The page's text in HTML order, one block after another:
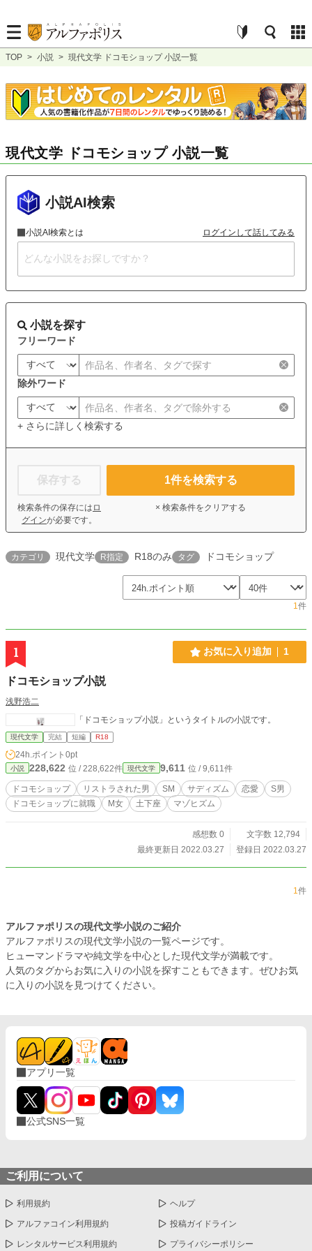
TOP > 小説 > 現代文学 ドコモショップ 小説一覧
現代文学 ドコモショップ 小説一覧
小説AI検索
小説AI検索とは ログインして話してみる
小説を探す
フリーワード
除外ワード
+ さらに詳しく検索する
保存する
検索条件の保存には ロ
グインが必要です。
1件を検索する
× 検索条件をクリアする
カテゴリ 現代文学 R指定 R18のみ タグ ドコモショップ
1件
1 お気に入り追加 1
ドコモショップ小説
浅野浩二
「ドコモショップ小説」というタイトルの小説です。
現代文学 完結 短編 R18
24h.ポイント 0pt
小説 228,622 位 / 228,622件 現代文学 9,611 位 / 9,611件
ドコモショップ リストラされた男 SМ サディズム 恋愛
S男
ドコモショップに就職
М女 土下座 マゾヒズム
感想数 0
文字数 12,794
最終更新日 2022.03.27
登録日 2022.03.27
1件
アルファポリスの現代文学小説のご紹介
アルファポリスの現代文学小説の一覧ページです。
ヒューマンドラマや純文学を中心とした現代文学が満載です。
人気のタグからお気に入りの小説を探すこともできます。ぜひお気
に入りの小説を見つけてください。
アプリ一覧
公式SNS一覧
ご利用について
利用規約 ヘルプ
アルファコイン利用規約 投稿ガイドライン
レンタルサービス利用規約 プライバシーポリシー